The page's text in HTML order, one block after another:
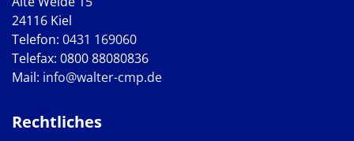
24116 Kiel
Telefon: 0431 169060
Telefax: 0800 88080836
Mail: info@walter-cmp.de
Rechtliches